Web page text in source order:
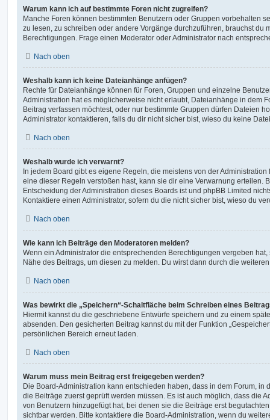
Warum kann ich auf bestimmte Foren nicht zugreifen?
Manche Foren können bestimmten Benutzern oder Gruppen vorbehalten
zu lesen, zu schreiben oder andere Vorgänge durchzuführen, brauchst du
Berechtigungen. Frage einen Moderator oder Administrator nach
Nach oben
Weshalb kann ich keine Dateianhänge anfügen?
Rechte für Dateianhänge können für Foren, Gruppen und einzelne
Administration hat es möglicherweise nicht erlaubt, Dateianhänge in dem
Beitrag verfassen möchtest, oder nur bestimmte Gruppen dürfen Dateien
Administrator kontaktieren, falls du dir nicht sicher bist, wieso du keine
Nach oben
Weshalb wurde ich verwarnt?
In jedem Board gibt es eigene Regeln, die meistens von der
eine dieser Regeln verstoßen hast, kann sie dir eine Verwarnung erteilen.
Entscheidung der Administration dieses Boards ist und phpBB Limited
Kontaktiere einen Administrator, sofern du die nicht sicher bist, wieso du
Nach oben
Wie kann ich Beiträge den Moderatoren melden?
Wenn ein Administrator die entsprechenden Berechtigungen vergeben
Nähe des Beitrags, um diesen zu melden. Du wirst dann durch die
Nach oben
Was bewirkt die „Speichern“-Schaltfläche beim Schreiben eines
Hiermit kannst du die geschriebene Entwürfe speichern und zu einem
absenden. Den gesicherten Beitrag kannst du mit der Funktion
persönlichen Bereich erneut laden.
Nach oben
Warum muss mein Beitrag erst freigegeben werden?
Die Board-Administration kann entschieden haben, dass in dem Forum, in
die Beiträge zuerst geprüft werden müssen. Es ist auch möglich, dass die
von Benutzern hinzugefügt hat, bei denen sie die Beiträge erst
sichtbar werden. Bitte kontaktiere die Board-Administration, wenn du